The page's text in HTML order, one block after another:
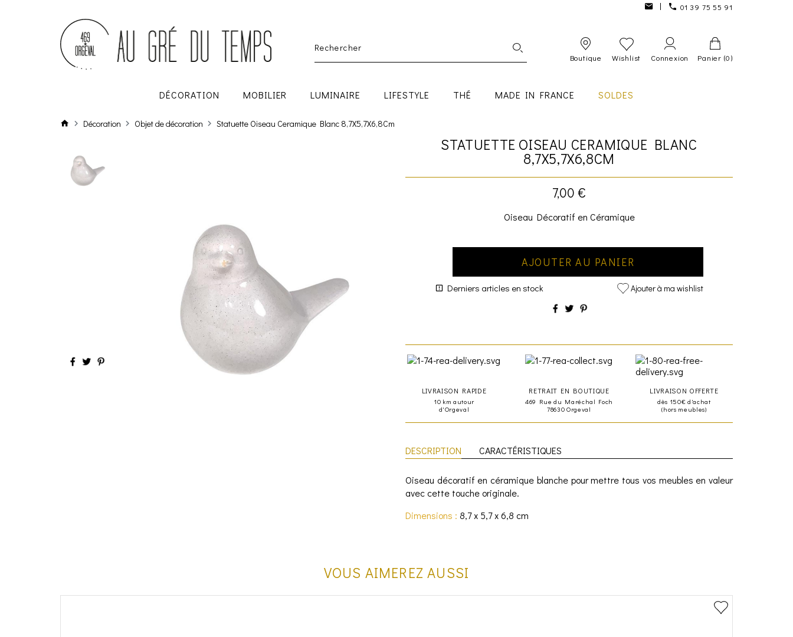
01 39 75 55 91
Boutique Wishlist Connexion Panier (0)
DÉCORATION MOBILIER LUMINAIRE LIFESTYLE THÉ MADE IN FRANCE SOLDES
Décoration Objet de décoration Statuette Oiseau Ceramique Blanc 8,7X5,7X6,8Cm
STATUETTE OISEAU CERAMIQUE BLANC
8,7X5,7X6,8CM
7,00 €
Oiseau Décoratif en Céramique
AJOUTER AU PANIER
Derniers articles en stock Ajouter à ma wishlist
LIVRAISON RAPIDE
10 km autour
d'Orgeval
RETRAIT EN BOUTIQUE
469 Rue du Maréchal Foch
78630 Orgeval
LIVRAISON OFFERTE
dès 150€ d'achat
(hors meubles)
DESCRIPTION CARACTÉRISTIQUES
Oiseau décoratif en céramique blanche pour mettre tous vos meubles en valeur
avec cette touche originale.
Dimensions : 8,7 x 5,7 x 6,8 cm
VOUS AIMEREZ AUSSI